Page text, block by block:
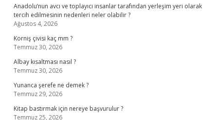
Anadolu’nun avcı ve toplayıcı insanlar tarafından yerleşim yeri olarak
tercih edilmesinin nedenleri neler olabilir ?
Ağustos 4, 2026
Korniş çivisi kaç mm ?
Temmuz 30, 2026
Albay kısaltması nasıl ?
Temmuz 30, 2026
Yunanca şerefe ne demek ?
Temmuz 29, 2026
Kitap bastırmak için nereye başvurulur ?
Temmuz 25, 2026